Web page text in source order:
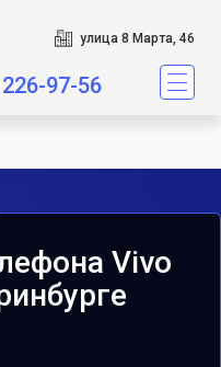
улица 8 Марта, 46
97-56
Vivo